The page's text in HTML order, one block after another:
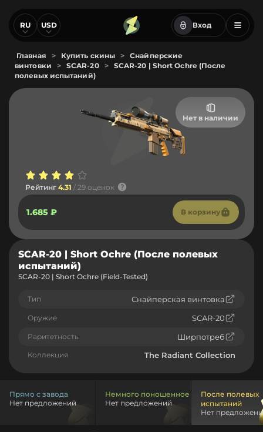
RU USD Вход
Главная > Купить скины >
Снайперские
винтовки
> SCAR-20 >
SCAR-20 | Short Ochre (После
полевых испытаний)
Нет в наличии
Рейтинг 4.31 / 29 оценок
1.685 ₽ В корзину
SCAR-20 | Short Ochre (После полевых
испытаний)
SCAR-20 | Short Ochre (Field-Tested)
Тип Снайперская винтовка
Оружие SCAR-20
Раритетность Ширпотреб
Коллекция The Radiant Collection
Прямо с завода
Нет предложений
Немного поношенное
Нет предложений
После полевых
испытаний
Нет